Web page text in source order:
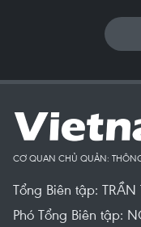
CƠ QUAN CHỦ QUẢN:
Tổng Biên tập: TRẦN
Phó Tổng Biên tập: